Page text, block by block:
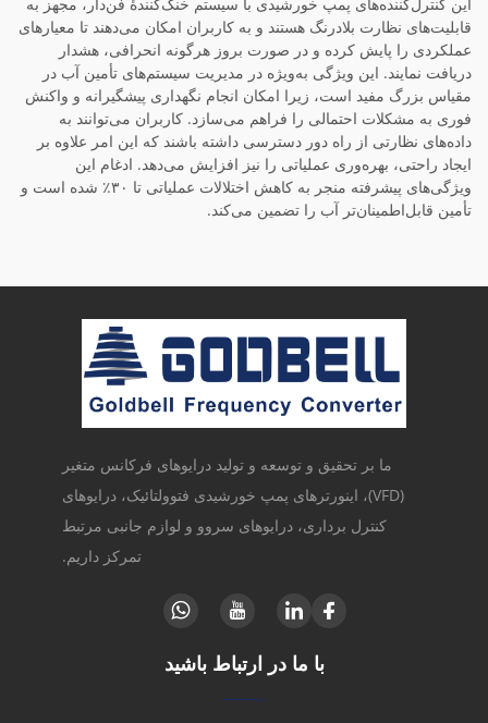
قابلیت‌های نظارت بلادرنگ هستند و به کاربران امکان می‌دهند تا معیارهای
عملکردی را پایش کرده و در صورت بروز هرگونه انحرافی، هشدار
دریافت نمایند. این ویژگی به‌ویژه در مدیریت سیستم‌های تأمین آب در
مقیاس بزرگ مفید است، زیرا امکان انجام نگهداری پیشگیرانه و واکنش
فوری به مشکلات احتمالی را فراهم می‌سازد. کاربران می‌توانند به
داده‌های نظارتی از راه دور دسترسی داشته باشند که این امر علاوه بر
ایجاد راحتی، بهره‌وری عملیاتی را نیز افزایش می‌دهد. ادغام این
ویژگی‌های پیشرفته منجر به کاهش اختلالات عملیاتی تا ۳۰٪ شده است و
تأمین قابل‌اطمینان‌تر آب را تضمین می‌کند.
ما بر تحقیق و توسعه و تولید درایوهای فرکانس متغیر
(VFD)، اینورترهای پمپ خورشیدی فتوولتائیک، درایوهای
کنترل برداری، درایوهای سروو و لوازم جانبی مرتبط
تمرکز داریم.
با ما در ارتباط باشید